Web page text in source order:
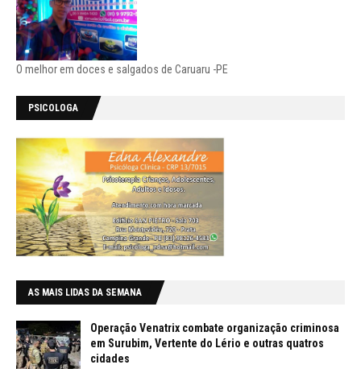
O melhor em doces e salgados de Caruaru -PE
PSICOLOGA
AS MAIS LIDAS DA SEMANA
Operação Venatrix combate organização criminosa
em Surubim, Vertente do Lério e outras quatros
cidades